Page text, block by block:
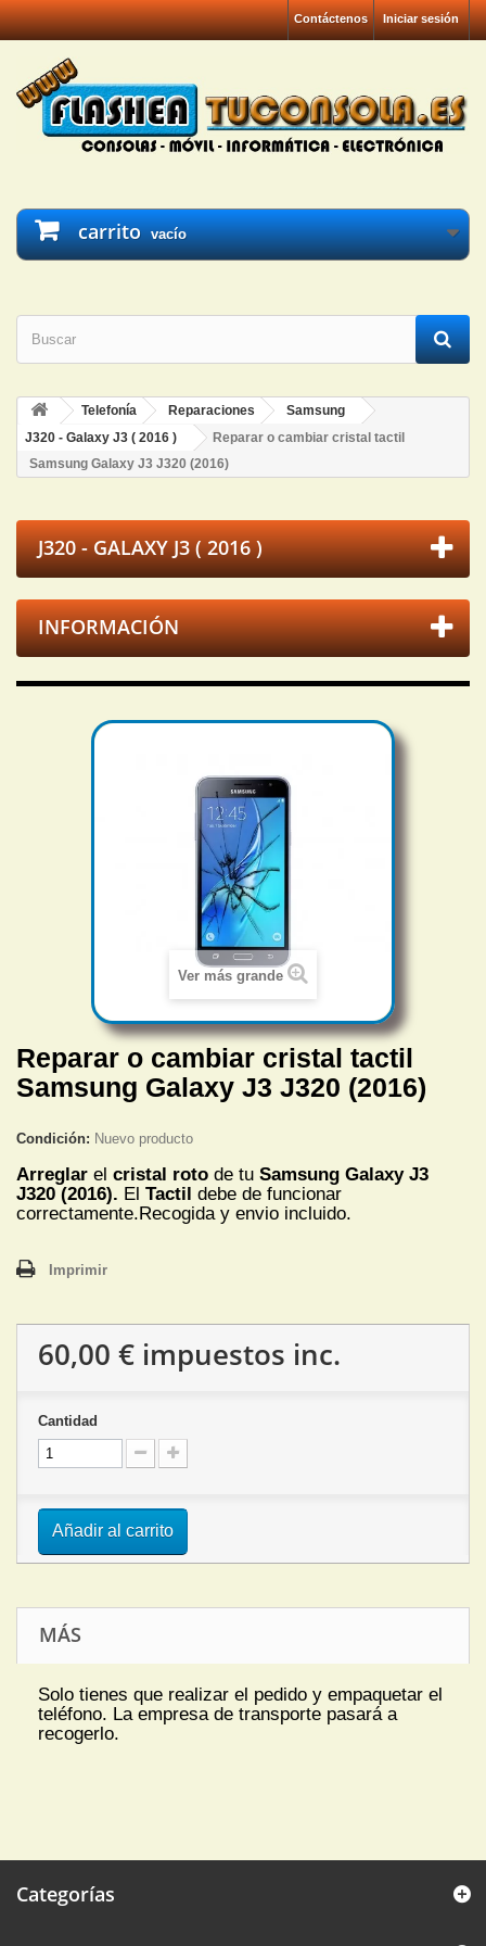
Iniciar sesión
Contáctenos
carrito vacío
Telefonía Reparaciones
Samsung
J320 - Galaxy J3 ( 2016 )
Reparar o cambiar cristal tactil
Samsung Galaxy J3 J320 (2016)
J320 - GALAXY J3 ( 2016 )
INFORMACIÓN
Ver más grande
Reparar o cambiar cristal tactil
Samsung Galaxy J3 J320 (2016)
Condición: Nuevo producto
Arreglar el cristal roto de tu Samsung Galaxy J3
J320 (2016). El Tactil debe de funcionar
correctamente.Recogida y envio incluido.
Imprimir
60,00 € impuestos inc.
Cantidad
Añadir al carrito
MÁS
Solo tienes que realizar el pedido y empaquetar el
teléfono. La empresa de transporte pasará a
recogerlo.
Categorías